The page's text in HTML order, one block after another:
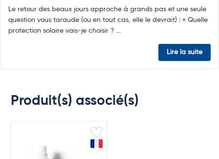
Le retour des beaux jours approche à grands pas et une seule
question vous taraude (ou en tout cas, elle le devrait) : « Quelle
protection solaire vais-je choisir ? ...
Lire la suite
Produit(s) associé(s)